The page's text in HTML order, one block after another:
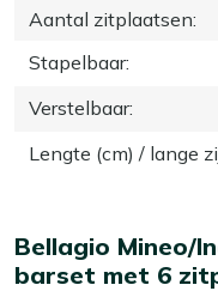
Aantal zitplaatsen:
Stapelbaar:
Verstelbaar:
Lengte (cm) / lange
Bellagio Mineo/
barset met 6